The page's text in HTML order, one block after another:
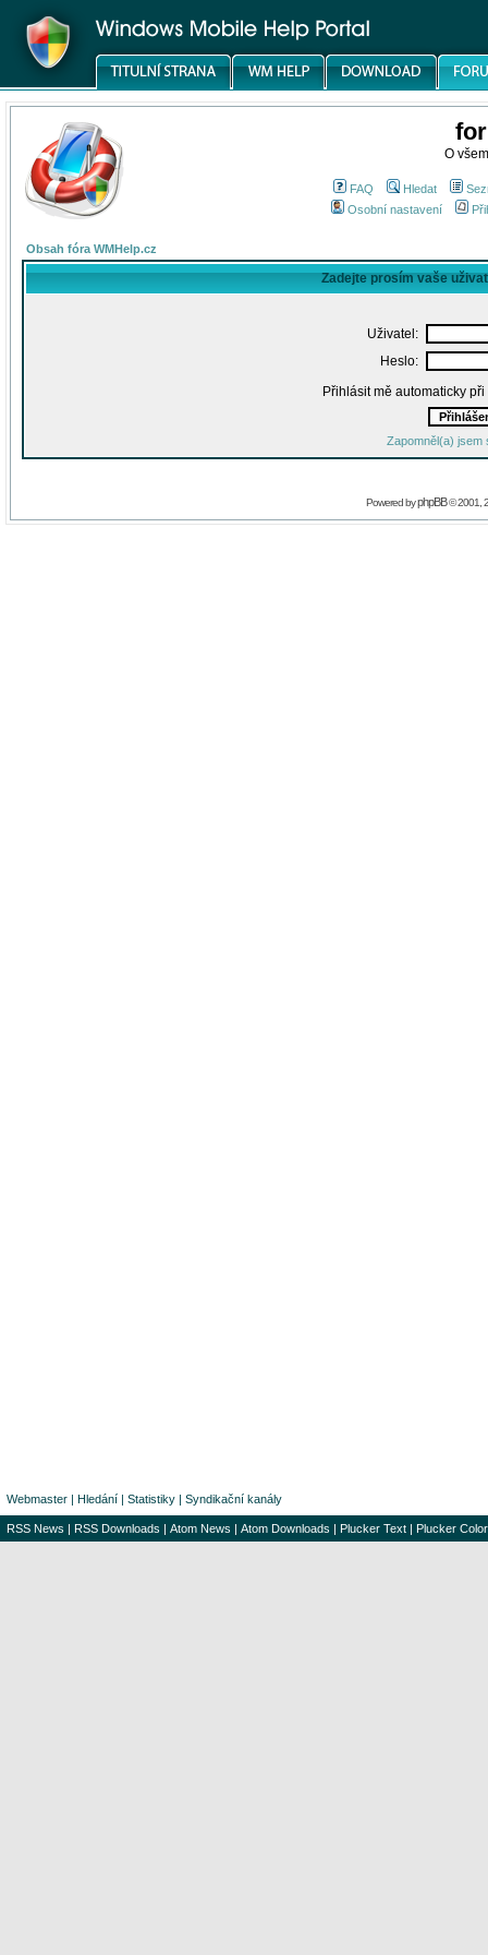
O
FAQ Hledat
Osobní nastavení
Obsah fóra WMHelp.cz
Zadejte prosím vaše
Uživatel:
Heslo:
Přihlásit mě automaticky
Zapomněl(a) jsem
Powered byphpBB© 2001,
Webmaster | Hledání | Statistiky | Syndikační kanály
RSS News | RSS Downloads | Atom News | Atom Downloads | Plucker Text | Plucker Color